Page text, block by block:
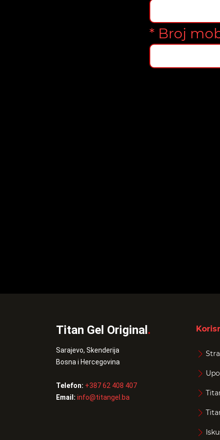
* Broj
Titan Gel Original .
Sarajevo, Skenderija
Bosna i Hercegovina
Telefon: +387 62 408 407
Email: info@titangel.ba